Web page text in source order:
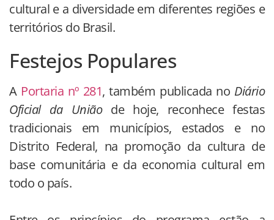
cultural e a diversidade em diferentes regiões e
territórios do Brasil.
Festejos Populares
A Portaria nº 281, também publicada no Diário
Oficial da Uniãode hoje, reconhece festas
tradicionais em municípios, estados e no
Distrito Federal, na promoção da cultura de
base comunitária e da economia cultural em
todo o país.